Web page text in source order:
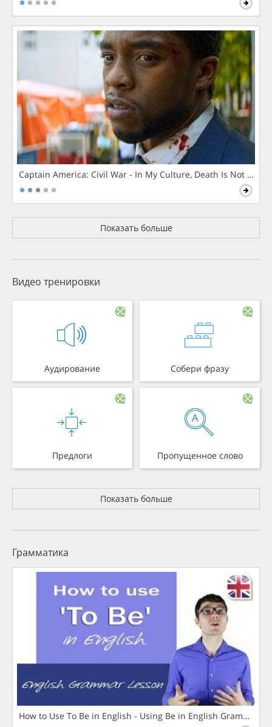
Captain America: Civil War - In My Culture, Death Is Not The
Показать больше
Видео тренировки
Аудирование Собери фразу
Предлоги Пропущенное слово
Показать больше
Грамматика
How to Use To Be in English - Using Be in English Grammar